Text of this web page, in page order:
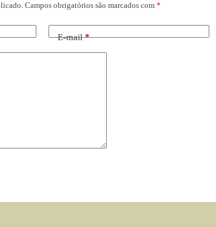
Campos obrigatórios são marcados com *
E-mail*